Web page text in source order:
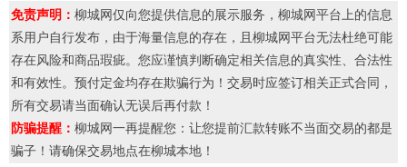
免责声明： 柳城网仅向您提供信息的展示服务，柳城网平台上的信息
系用户自行发布，由于海量信息的存在，且柳城网平台无法杜绝可能
存在风险和商品瑕疵。您应谨慎判断确定相关信息的真实性、合法性
和有效性。预付定金均存在欺骗行为！交易时应签订相关正式合同，
所有交易请当面确认无误后再付款！
防骗提醒： 柳城网一再提醒您：让您提前汇款转账不当面交易的都是
骗子！请确保交易地点在柳城本地！